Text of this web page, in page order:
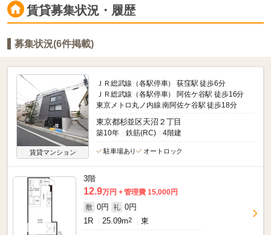
賃貸募集状況・履歴
募集状況(6件掲載)
賃貸マンション
ＪＲ総武線（各駅停車） 荻窪駅 徒歩6分
ＪＲ総武線（各駅停車） 阿佐ケ谷駅 徒歩16分
東京メトロ丸ノ内線 南阿佐ケ谷駅 徒歩18分
東京都杉並区天沼２丁目
築10年 鉄筋(RC) 4階建
駐車場あり オートロック
3階
12.9万円
管理費 15,000円
敷 0円 礼 0円
1R
25.09m2 東